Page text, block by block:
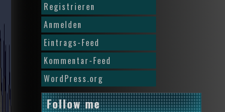
Registrieren
Anmelden
Eintrags-Feed
Kommentar-Feed
WordPress.org
Follow me